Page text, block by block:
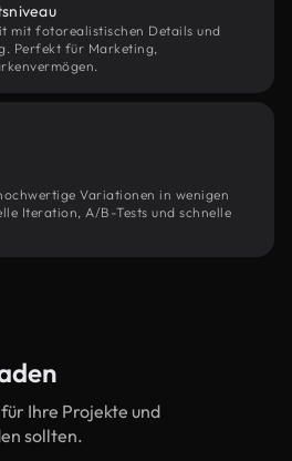
mit fotorealistischen Details und
Perfekt für Marketing,
Variationen in wenigen
Iteration, A/B-Tests und schnelle
Ihre Projekte und
sollten.